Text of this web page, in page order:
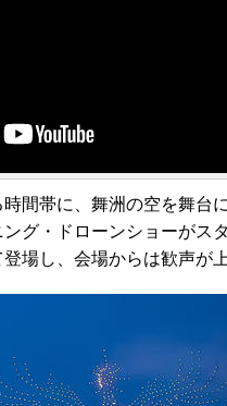
間帯に、舞洲の空を舞台
グ・ドローンショーがス
場し、会場からは歓声が上